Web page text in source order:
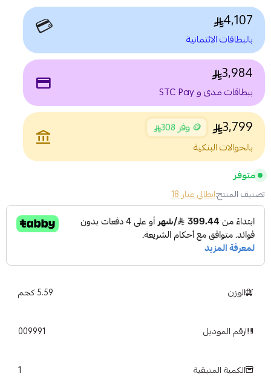
4,107
بالبطاقات الائتمانية 💳
3,984
ببطاقات مدى و STC Pay payment
3,799 🪙 وفر 308
بالحوالات البنكية
account_balance
متوفر
تصنيف المنتج:ايطالي عيار 18
الوزن 5.59 كجم
رقم الموديل 009991
الكمية المتبقية 1